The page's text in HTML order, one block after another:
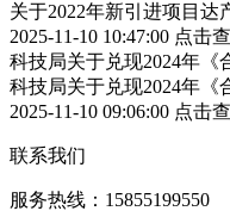
关于2022年新引进项目达
2025-11-10 10:47:00 点击
科技局关于兑现2024年
科技局关于兑现2024年
2025-11-10 09:06:00 点击
联系我们
服务热线：15855199550